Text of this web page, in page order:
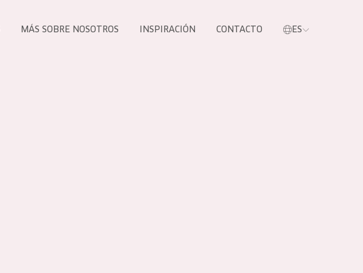
MÁS SOBRE NOSOTROS INSPIRACIÓN CONTACTO ES